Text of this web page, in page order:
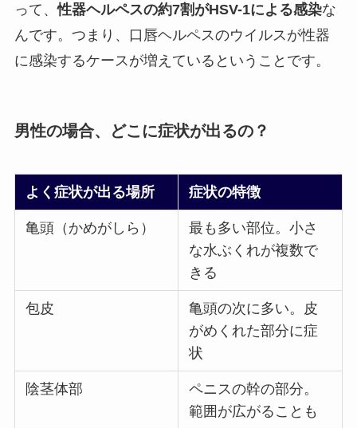
って、性器ヘルペスの約7割がHSV-1による感染な
んです。つまり、口唇ヘルペスのウイルスが性器
に感染するケースが増えているということです。
男性の場合、どこに症状が出るの？
よく症状が出る場所 症状の特徴
亀頭（かめがしら）
最も多い部位。小さ
な水ぶくれが複数で
きる
包皮
亀頭の次に多い。皮
がめくれた部分に症
状
陰茎体部
ペニスの幹の部分。
範囲が広がることも